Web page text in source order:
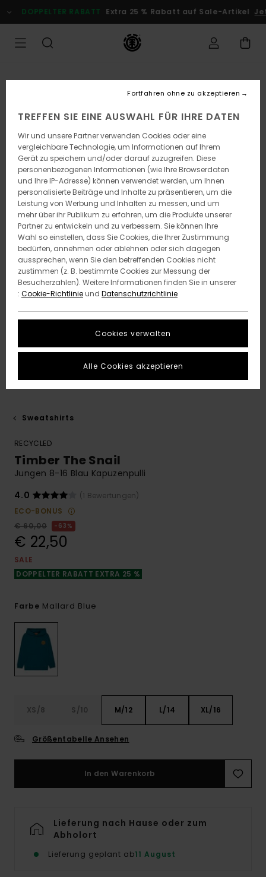
zur
Produktinformation
DOPPELTER RABATT Extra 25 % Rabatt auf Sale-Artikel
Sweatshirts
RECYCLED
Timber The Snail
Jungen 8-16 Blau Kapuzenpulli
4.0
(1 Bewertungen)
ECO-BONUS
€ 60,00
63%
€ 22,50
SALE
DOPPELTER RABATT EXTRA 25 %
Farbe Mallard Blue
XS/8 S/10 M/12 L/14 XL/16
Größentabelle Ansehen
In den Warenkorb
Lieferung nach Hause oder zum
Abholort
Lieferung geplant ab11 August
TREFFEN SIE EINE AUSWAHL FÜR IHRE DATEN
Wir und unsere Partner verwenden Cookies oder eine
vergleichbare Technologie, um Informationen auf Ihrem
Gerät zu speichern und/oder darauf zuzugreifen. Diese
personenbezogenen Informationen (wie Ihre Browserdaten
und Ihre IP-Adresse) können verwendet werden, um Ihnen
personalisierte Beiträge und Inhalte zu präsentieren, um die
Leistung von Werbung und Inhalten zu messen, und um
mehr über ihr Publikum zu erfahren, um die Produkte unserer
Partner zu entwickeln und zu verbessern. Sie können Ihre
Wahl so einstellen, dass Sie Cookies, die Ihrer Zustimmung
bedürfen, annehmen oder ablehnen oder sich dagegen
aussprechen, wenn Sie den betreffenden Cookies nicht
zustimmen (z. B. bestimmte Cookies zur Messung der
Besucherzahlen). Weitere Informationen finden Sie in unserer
: Cookie-Richtlinieund Datenschutzrichtlinie
Cookies verwalten
Fortfahren ohne zu akzeptieren
Alle Cookies akzeptieren